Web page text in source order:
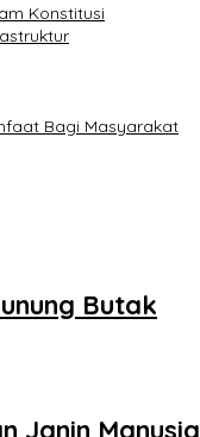
Konstitusi
Bagi Masyarakat
Butak
Janin Manusia